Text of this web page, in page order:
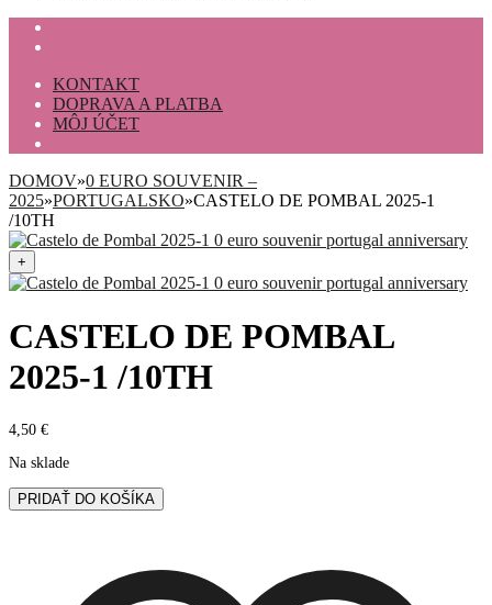
KONTAKT
DOPRAVA A PLATBA
MÔJ ÚČET
DOMOV»0 EURO SOUVENIR –
2025»PORTUGALSKO»CASTELO DE POMBAL 2025-1
/10TH
+
CASTELO DE POMBAL
2025-1 /10TH
4,50 €
Na sklade
množstvo
Castelo
PRIDAŤ DO KOŠÍKA